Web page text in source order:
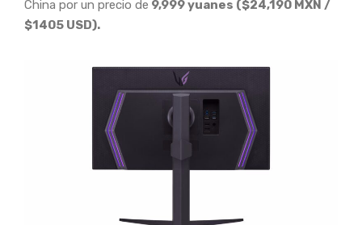
China por un precio de 9,999 yuanes ($24,190 MXN /
$1405 USD).